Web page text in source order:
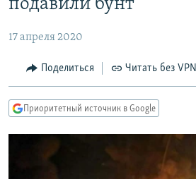
навигации
Вернутся
КУЛЬТУРА
IDEL.РЕАЛИИ
КАВКАЗ.РЕАЛИИ
подавили бунт
17 апреля 2020
Поделиться Читать без VPN
Приоритетный источник в Google